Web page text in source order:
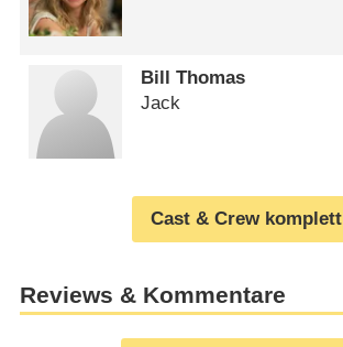
Bill Thomas
Jack
Cast & Crew komplett
Reviews & Kommentare